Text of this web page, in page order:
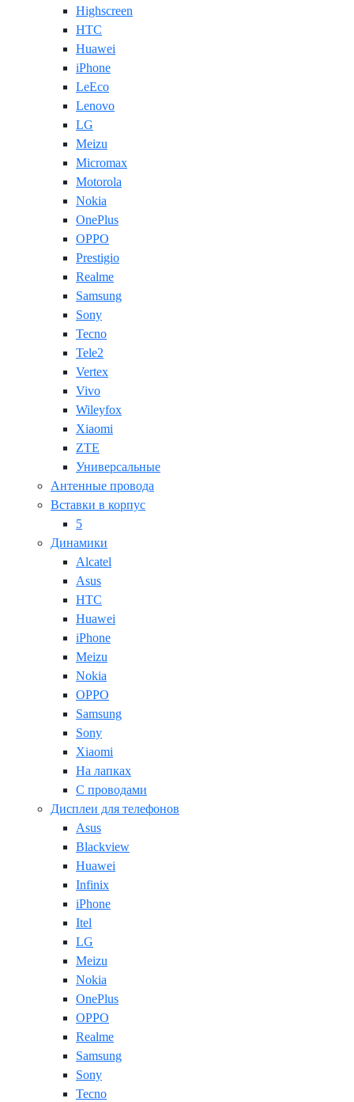
Highscreen
HTC
Huawei
iPhone
LeEco
Lenovo
LG
Meizu
Micromax
Motorola
Nokia
OnePlus
OPPO
Prestigio
Realme
Samsung
Sony
Tecno
Tele2
Vertex
Vivo
Wileyfox
Xiaomi
ZTE
Универсальные
Антенные провода
Вставки в корпус
5
Динамики
Alcatel
Asus
HTC
Huawei
iPhone
Meizu
Nokia
OPPO
Samsung
Sony
Xiaomi
На лапках
С проводами
Дисплеи для телефонов
Asus
Blackview
Huawei
Infinix
iPhone
Itel
LG
Meizu
Nokia
OnePlus
OPPO
Realme
Samsung
Sony
Tecno